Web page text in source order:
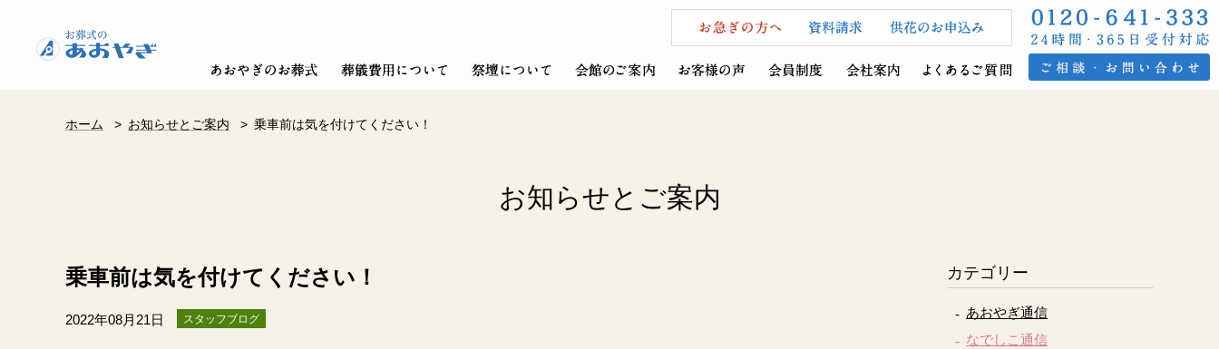
ホーム > お知らせとご案内 > 乗車前は気を付けてください！
お知らせとご案内
乗車前は気を付けてください！
2022年08月21日 スタッフブログ
カテゴリー
あおやぎ通信
なでしこ通信